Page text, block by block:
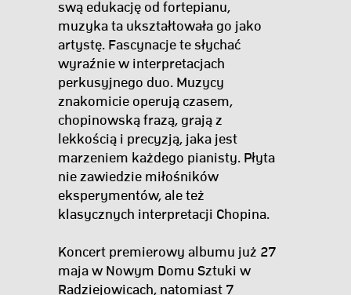
swą edukację od fortepianu,
muzyka ta ukształtowała go jako
artystę. Fascynacje te słychać
wyraźnie w interpretacjach
perkusyjnego duo. Muzycy
znakomicie operują czasem,
chopinowską frazą, grają z
lekkością i precyzją, jaka jest
marzeniem każdego pianisty. Płyta
nie zawiedzie miłośników
eksperymentów, ale też
klasycznych interpretacji Chopina.
Koncert premierowy albumu już 27
maja w Nowym Domu Sztuki w
Radziejowicach, natomiast 7